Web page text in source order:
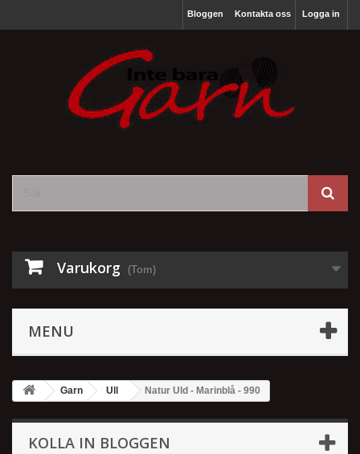
Logga in
Bloggen Kontakta oss
Varukorg (Tom)
MENU
Garn Ull Natur Uld - Marinblå - 990
KOLLA IN BLOGGEN